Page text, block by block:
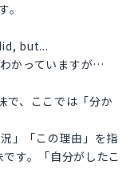
but...
かっていますが…
で、ここでは「分か
」「この理由」を指
す。「自分がしたこ